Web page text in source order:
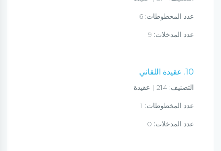
عدد المخطوطات:
عدد المدخلات:
10. عقيدة اللقاني
التصنيف:
عدد المخطوطات:
عدد المدخلات: